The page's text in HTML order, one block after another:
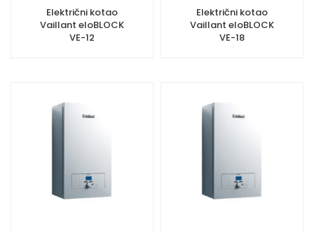
Električni kotao
Vaillant eloBLOCK
VE-12
Električni kotao
Vaillant eloBLOCK
VE-18